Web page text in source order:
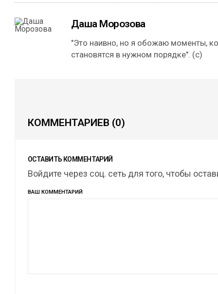
Даша Морозова
"Это наивно, но я обожаю моменты,
становятся в нужном порядке". (с)
КОММЕНТАРИЕВ (0)
ОСТАВИТЬ КОММЕНТАРИЙ
Войдите через соц. сеть для того, чтобы
ВАШ КОММЕНТАРИЙ